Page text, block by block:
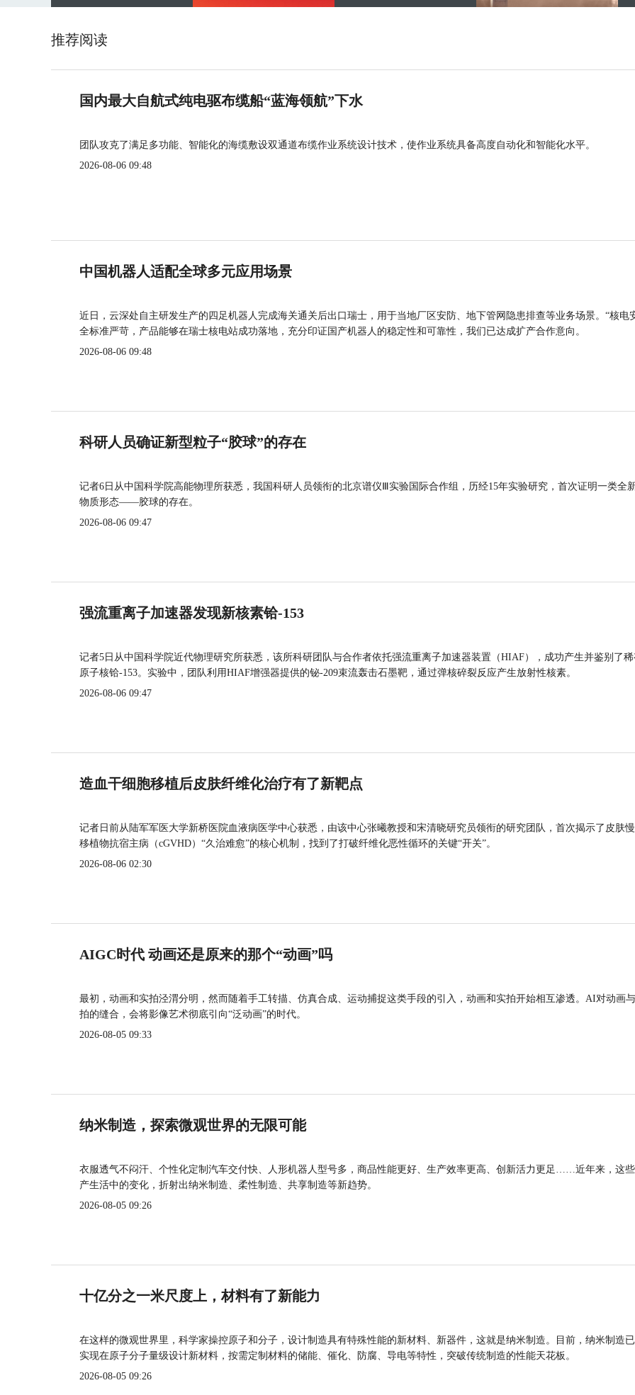
推荐阅读
国内最大自航式纯电驱布缆船“蓝海领航”下水
团队攻克了满足多功能、智能化的海缆敷设双通道布缆作业系统设计技术，使作业系统具备高度自动化和智能化水平。
2026-08-06 09:48
中国机器人适配全球多元应用场景
近日，云深处自主研发生产的四足机器人完成海关通关后出口瑞士，用于当地厂区安防、地下管网隐患排查等业务场景。“核电
全标准严苛，产品能够在瑞士核电站成功落地，充分印证国产机器人的稳定性和可靠性，我们已达成扩产合作意向。
2026-08-06 09:48
科研人员确证新型粒子“胶球”的存在
记者6日从中国科学院高能物理所获悉，我国科研人员领衔的北京谱仪Ⅲ实验国际合作组，历经15年实验研究，首次证明一类全
物质形态——胶球的存在。
2026-08-06 09:47
强流重离子加速器发现新核素铪-153
记者5日从中国科学院近代物理研究所获悉，该所科研团队与合作者依托强流重离子加速器装置（HIAF），成功产生并鉴别了
原子核铪-153。实验中，团队利用HIAF增强器提供的铋-209束流轰击石墨靶，通过弹核碎裂反应产生放射性核素。
2026-08-06 09:47
造血干细胞移植后皮肤纤维化治疗有了新靶点
记者日前从陆军军医大学新桥医院血液病医学中心获悉，由该中心张曦教授和宋清晓研究员领衔的研究团队，首次揭示了皮肤
移植物抗宿主病（cGVHD）“久治难愈”的核心机制，找到了打破纤维化恶性循环的关键“开关”。
2026-08-06 02:30
AIGC时代 动画还是原来的那个“动画”吗
最初，动画和实拍泾渭分明，然而随着手工转描、仿真合成、运动捕捉这类手段的引入，动画和实拍开始相互渗透。AI对动画
拍的缝合，会将影像艺术彻底引向“泛动画”的时代。
2026-08-05 09:33
纳米制造，探索微观世界的无限可能
衣服透气不闷汗、个性化定制汽车交付快、人形机器人型号多，商品性能更好、生产效率更高、创新活力更足……近年来，这
产生活中的变化，折射出纳米制造、柔性制造、共享制造等新趋势。
2026-08-05 09:26
十亿分之一米尺度上，材料有了新能力
在这样的微观世界里，科学家操控原子和分子，设计制造具有特殊性能的新材料、新器件，这就是纳米制造。目前，纳米制造
实现在原子分子量级设计新材料，按需定制材料的储能、催化、防腐、导电等特性，突破传统制造的性能天花板。
2026-08-05 09:26